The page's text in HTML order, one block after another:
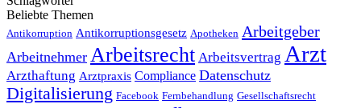
Beliebte Themen
Antikorruption Antikorruptionsgesetz Apotheken Arbeitgeber
Arbeitnehmer Arbeitsrecht Arbeitsvertrag Arzt
Arzthaftung Arztpraxis Compliance Datenschutz
Digitalisierung Facebook Fernbehandlung Gesellschaftsrecht